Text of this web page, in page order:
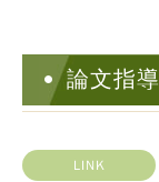
論文指
LINK